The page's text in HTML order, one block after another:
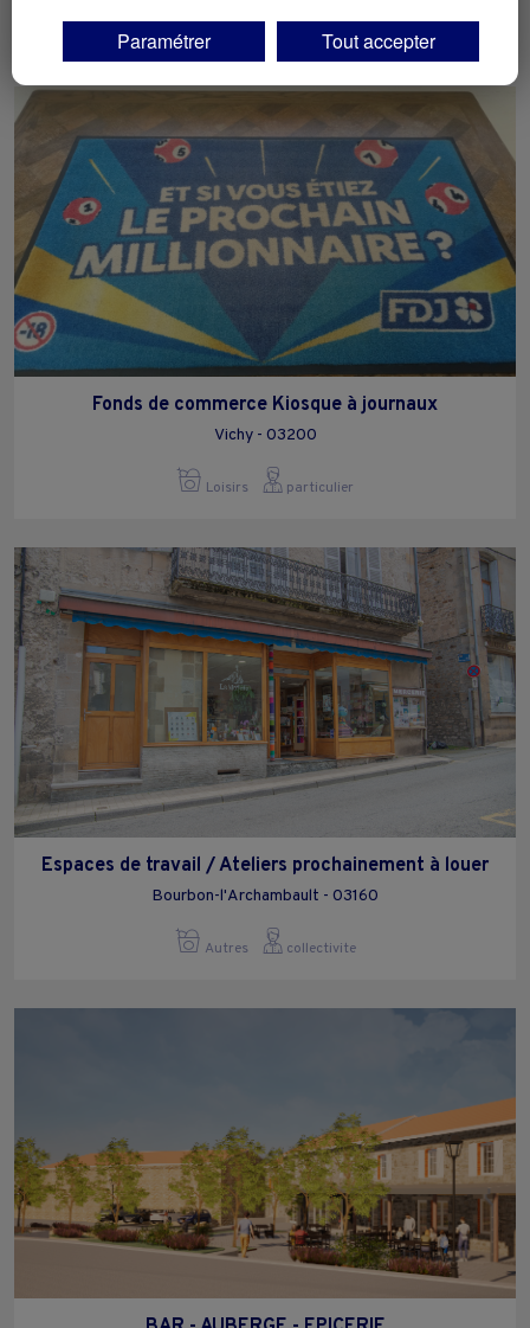
Alimentation particulier
Fonds de commerce Kiosque à journaux
Vichy - 03200
Loisirs particulier
Espaces de travail / Ateliers prochainement à louer
Bourbon-l'Archambault - 03160
Autres collectivite
vos centres d'intérêt. Seuls lescookies/traceurs techniquesseront
déposés et lus sur votre terminal.
Vous pouvez exprimer vos choix en cliquant sur "Tout accepter",
"Continuer sans accepter" ou "Paramétrer", et les modifier à tout
moment en cliquant sur le lien "Paramétrez vos choix" situé en bas de
page.
Paramétrer Tout accepter